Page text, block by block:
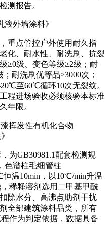
测报告。
液外墙涂料》
重点管控户外使用耐久指
化、耐水性、耐洗刷、抗裂
≥0级、变色等级≥2级；耐
耐洗刷优等品≥3000次；
至60℃循环10次无裂纹。
程进场验收必须核验本标准
年限。
挥发性有机化合物
为GB30981.1配套检测规
色谱柱毛细管柱
恒温10min，以10℃/min升温
稀释溶剂选用二甲基甲酰
除水分、高沸点助剂干扰
全部建筑涂料品类，所有
作为判定依据，数据具备